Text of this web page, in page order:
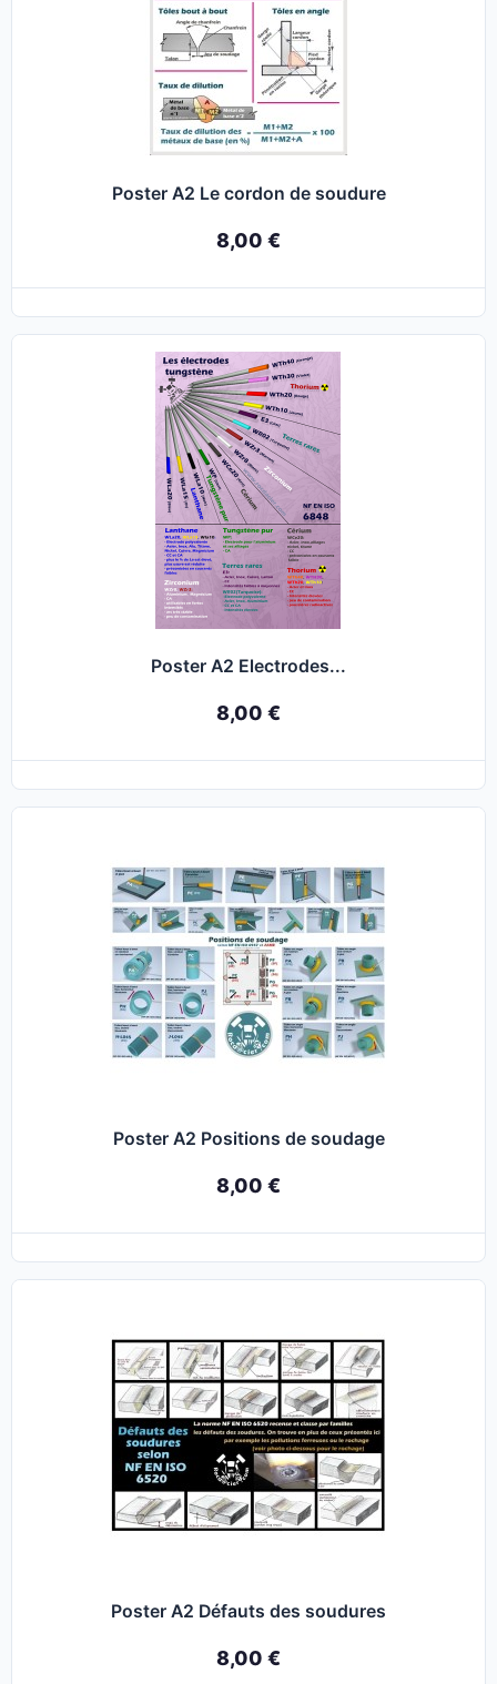
Poster A2 Le cordon de soudure
8,00 €
Poster A2 Electrodes...
8,00 €
Poster A2 Positions de soudage
8,00 €
Poster A2 Défauts des soudures
8,00 €